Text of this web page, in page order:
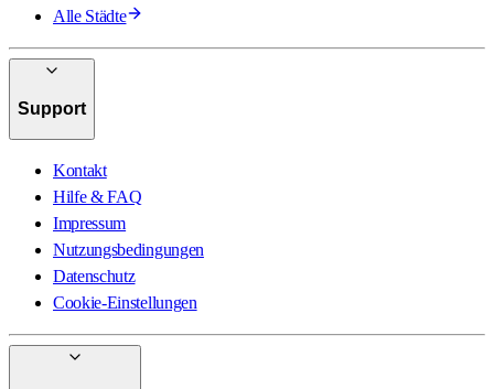
Alle Städte
Support
Kontakt
Hilfe & FAQ
Impressum
Nutzungsbedingungen
Datenschutz
Cookie-Einstellungen